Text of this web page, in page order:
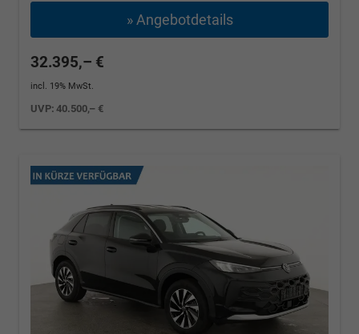
» Angebotdetails
32.395,– €
incl. 19% MwSt.
UVP:40.500,– €